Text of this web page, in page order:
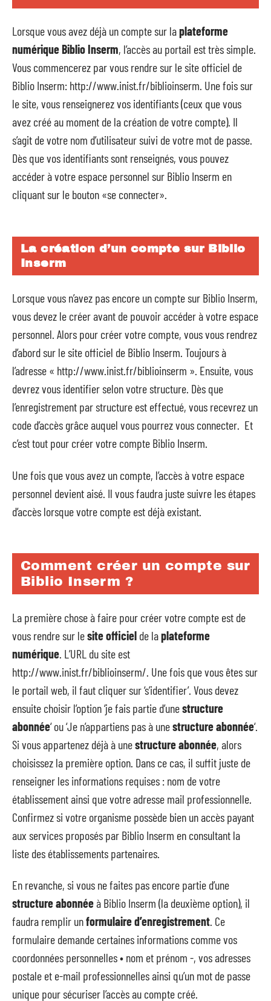
Lorsque vous avez déjà un compte sur laplateforme
numérique Biblio Inserm, l’accès au portail est très simple.
Vous commencerez par vous rendre sur le site officiel de
Biblio Inserm: http://www.inist.fr/biblioinserm. Une fois sur
le site, vous renseignerez vos identifiants (ceux que vous
avez créé au moment de la création de votre compte). Il
s’agit de votre nom d’utilisateur suivi de votre mot de passe.
Dès que vos identifiants sont renseignés, vous pouvez
accéder à votre espace personnel sur Biblio Inserm en
cliquant sur le bouton «se connecter».
La création d’un compte sur Biblio
Inserm
Lorsque vous n’avez pas encore un compte sur Biblio Inserm,
vous devez le créer avant de pouvoir accéder à votre espace
personnel. Alors pour créer votre compte, vous vous rendrez
d’abord sur le site officiel de Biblio Inserm. Toujours à
l’adresse « http://www.inist.fr/biblioinserm ». Ensuite, vous
devrez vous identifier selon votre structure. Dès que
l’enregistrement par structure est effectué, vous recevrez un
code d’accès grâce auquel vous pourrez vous connecter. Et
c’est tout pour créer votre compte Biblio Inserm.
Une fois que vous avez un compte, l’accès à votre espace
personnel devient aisé. Il vous faudra juste suivre les étapes
d’accès lorsque votre compte est déjà existant.
Comment créer un compte sur
Biblio Inserm ?
La première chose à faire pour créer votre compte est de
vous rendre sur lesite officiel de laplateforme
numérique . L’URL du site est
http://www.inist.fr/biblioinserm/. Une fois que vous êtes sur
le portail web, il faut cliquer sur ‘s’identifier’. Vous devez
ensuite choisir l’option ‘je fais partie d’unestructure
abonnée‘ ou ‘Je n’appartiens pas à unestructure abonnée‘.
Si vous appartenez déjà à unestructure abonnée, alors
choisissez la première option. Dans ce cas, il suffit juste de
renseigner les informations requises : nom de votre
établissement ainsi que votre adresse mail professionnelle.
Confirmez si votre organisme possède bien un accès payant
aux services proposés par Biblio Inserm en consultant la
liste des établissements partenaires.
En revanche, si vous ne faites pas encore partie d’une
structure abonnéeà Biblio Inserm (la deuxième option), il
faudra remplir unformulaire d’enregistrement. Ce
formulaire demande certaines informations comme vos
coordonnées personnelles • nom et prénom -, vos adresses
postale et e-mail professionnelles ainsi qu’un mot de passe
unique pour sécuriser l’accès au compte créé.